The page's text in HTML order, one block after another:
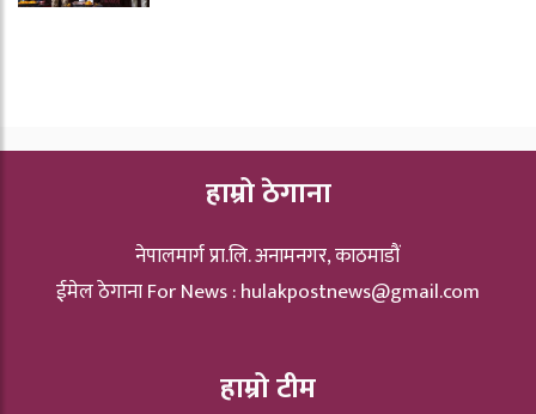
हाम्रो ठेगाना
नेपालमार्ग प्रा.लि. अनामनगर, काठमाडौं
ईमेल ठेगाना For News :hulakpostnews@gmail.com
हाम्रो टीम